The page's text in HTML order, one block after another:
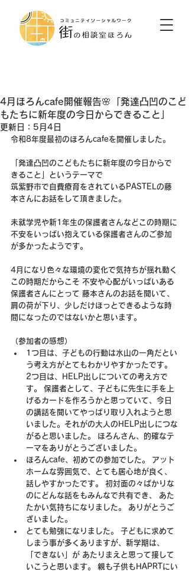
4月ほろんcafe開催報告🌸「発達凸凹のこど
もたちに新年度の今日からできること」
更新日： 5月4日
令和8年度最初のほろんcafeを開催しました。
「発達凸凹のこどもたちに新年度の今日からで
きること」というテーマで
筑紫野市で自費療育をされているPASTELの藤
本さんにお話をして頂きました。
未就学児や新1年生の保護者さんなどこの時期に
不安をいっぱい抱えている保護者さんのご参加
が多かったようです。
4月になり色々な環境の変化で気持ちが揺れ動く
この時期だからこそ 不安や心配がいっぱいある
保護者さんにとって 藤本さんのお話を聞いて、
肩の荷が下り、少しだけほっとできるような時
間になったのではないかと思います。
（参加者の感想）
1つ目は、子どもの行動は水山の一角だとい
う考え方がとてもわかりやすかったです。
2つ目は、HELP出しについての考え方で
す。 保護者として、子どもに先生に手を上
げるカードを作ろうかと思っていて、今日
の講話を聞いてやっぱり取り入れようと思
いました。それがの大人のHELP出しにつな
がると思いました。 ほろんさん、的確なテ
ーマをありがとうございました。
ほろんcafe、初めての参加でした。 アット
ホームな雰囲気で、とても居心地が良く、
話しやすかったです。 初対面の々ばかりな
のにどんな話をもみんなで共有でき、 あた
たかい気持ちになりました。 ありがとうご
ざいました。
とても勉強になりました。 子どもに求めて
しまう事が多くありますが、新学期は、
「できない」が あたりまえと思って接して
いこうと思います。 親も子供もHAPRTにい